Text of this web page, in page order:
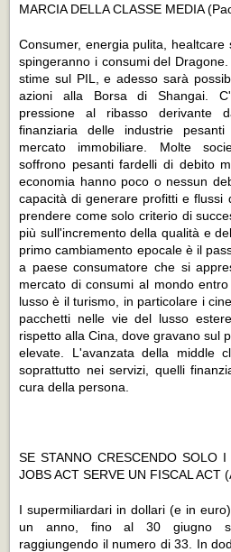
MARCIA DELLA CLASSE MEDIA
Consumer, energia pulita,
spingeranno i consumi del
stime sul PIL, e adesso sarà
azioni alla Borsa di Shangai.
pressione al ribasso derivante
finanziaria delle industrie
mercato immobiliare. Molte
soffrono pesanti fardelli di debito
economia hanno poco o nessun
capacità di generare profitti e flussi
prendere come solo criterio di
più sull'incremento della qualità e
primo cambiamento epocale è il
a paese consumatore che si
mercato di consumi al mondo
lusso è il turismo, in particolare i
pacchetti nelle vie del lusso
rispetto alla Cina, dove gravano sul
elevate. L'avanzata della middle
soprattutto nei servizi, quelli
cura della persona.
SE STANNO CRESCENDO SOLO
JOBS ACT SERVE UN FISCAL ACT
I supermiliardari in dollari (e in
un anno, fino al 30 giugno
raggiungendo il numero di 33. In